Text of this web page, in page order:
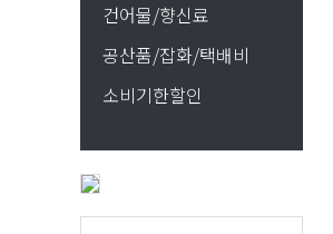
건어물/향신료
공산품/잡화/택배비
소비기한할인